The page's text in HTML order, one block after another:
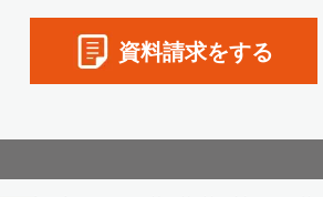
資料請求をする